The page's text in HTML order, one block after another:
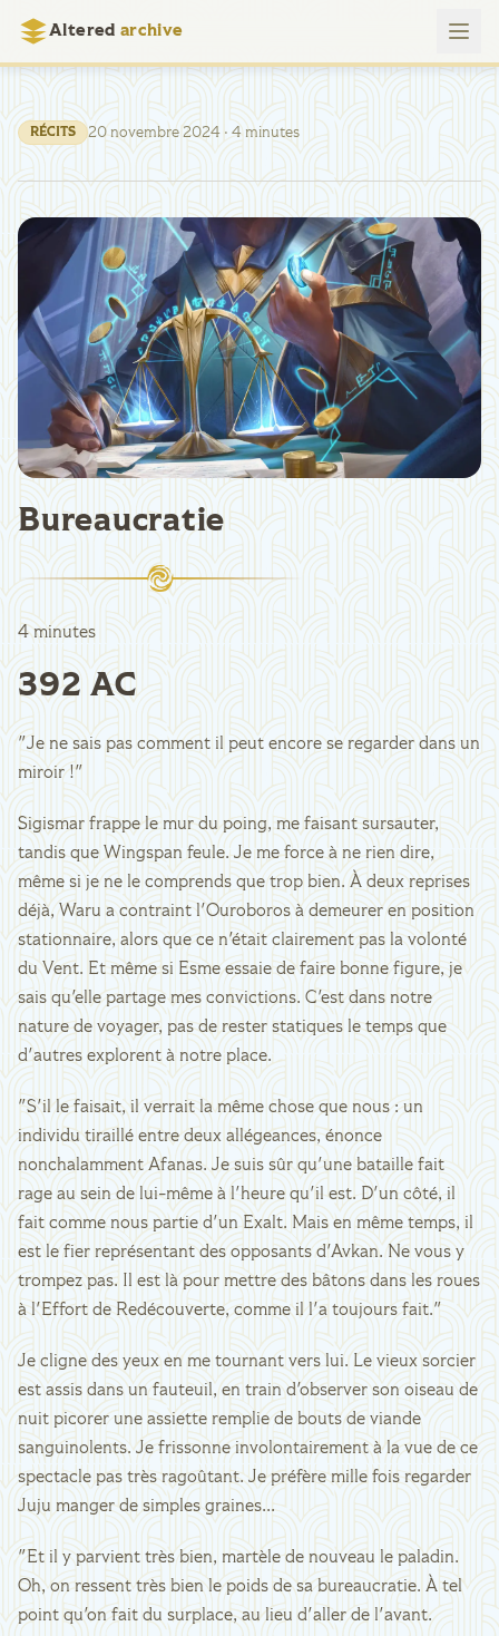
Altered archive
RÉCITS 20 novembre 2024 · 4 minutes
Bureaucratie
4 minutes
392 AC
"Je ne sais pas comment il peut encore se regarder dans un
miroir !"
Sigismar frappe le mur du poing, me faisant sursauter,
tandis que Wingspan feule. Je me force à ne rien dire,
même si je ne le comprends que trop bien. À deux reprises
déjà, Waru a contraint l'Ouroboros à demeurer en position
stationnaire, alors que ce n'était clairement pas la volonté
du Vent. Et même si Esme essaie de faire bonne figure, je
sais qu'elle partage mes convictions. C'est dans notre
nature de voyager, pas de rester statiques le temps que
d'autres explorent à notre place.
"S'il le faisait, il verrait la même chose que nous : un
individu tiraillé entre deux allégeances, énonce
nonchalamment Afanas. Je suis sûr qu'une bataille fait
rage au sein de lui-même à l'heure qu'il est. D'un côté, il
fait comme nous partie d'un Exalt. Mais en même temps, il
est le fier représentant des opposants d'Avkan. Ne vous y
trompez pas. Il est là pour mettre des bâtons dans les roues
à l'Effort de Redécouverte, comme il l'a toujours fait."
Je cligne des yeux en me tournant vers lui. Le vieux sorcier
est assis dans un fauteuil, en train d'observer son oiseau de
nuit picorer une assiette remplie de bouts de viande
sanguinolents. Je frissonne involontairement à la vue de ce
spectacle pas très ragoûtant. Je préfère mille fois regarder
Juju manger de simples graines...
"Et il y parvient très bien, martèle de nouveau le paladin.
Oh, on ressent très bien le poids de sa bureaucratie. À tel
point qu'on fait du surplace, au lieu d'aller de l'avant.